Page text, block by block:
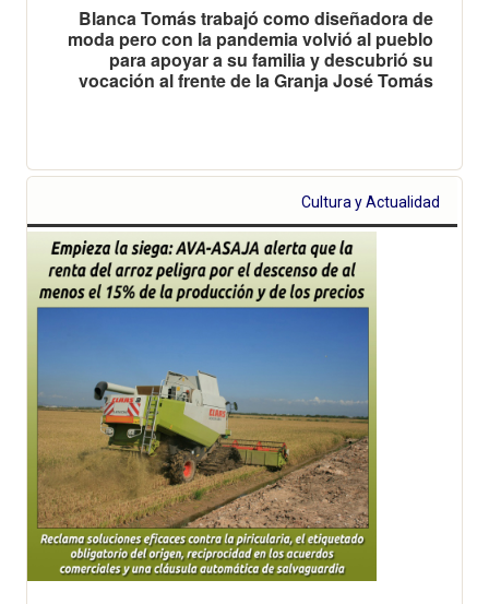
Blanca Tomás trabajó como diseñadora de
moda pero con la pandemia volvió al pueblo
para apoyar a su familia y descubrió su
vocación al frente de la Granja José Tomás
Cultura y Actualidad